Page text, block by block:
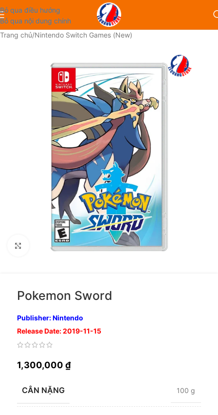
Bỏ qua điều hướng
Bỏ qua nội dung chính
Trang chủ/Nintendo Switch Games (New)
Nhấp để phóng to
Pokemon Sword
Publisher: Nintendo
Release Date: 2019-11-15
1,300,000 ₫
CÂN NẶNG 100 g